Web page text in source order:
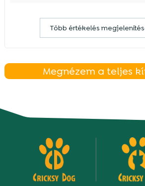
Több értékelés
Megnézem a teljes